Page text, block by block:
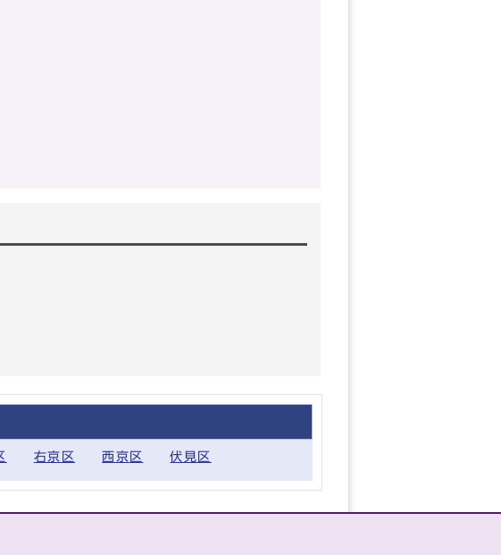
右京区 西京区 伏見区